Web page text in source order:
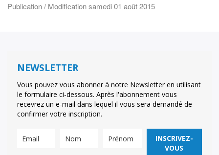
Publication / Modificationsamedi 01 août 2015
NEWSLETTER
Vous pouvez vous abonner à notre Newsletter en utilisant
le formulaire ci-dessous. Après l'abonnement vous
recevrez un e-mail dans lequel il vous sera demandé de
confirmer votre inscription.
INSCRIVEZ-
VOUS